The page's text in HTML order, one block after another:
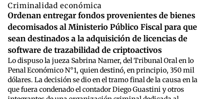
Criminalidad económica
Ordenan entregar fondos provenientes de bienes
decomisados al Ministerio Público Fiscal para que
sean destinados a la adquisición de licencias de
software de trazabilidad de criptoactivos
Lo dispuso la jueza Sabrina Namer, del Tribunal Oral en lo
Penal Económico N°1, quien destinó, en principio, 350 mil
dólares. La decisión se dio en el tramo final de la causa en la
que fuera condenado el contador Diego Guastini y otros